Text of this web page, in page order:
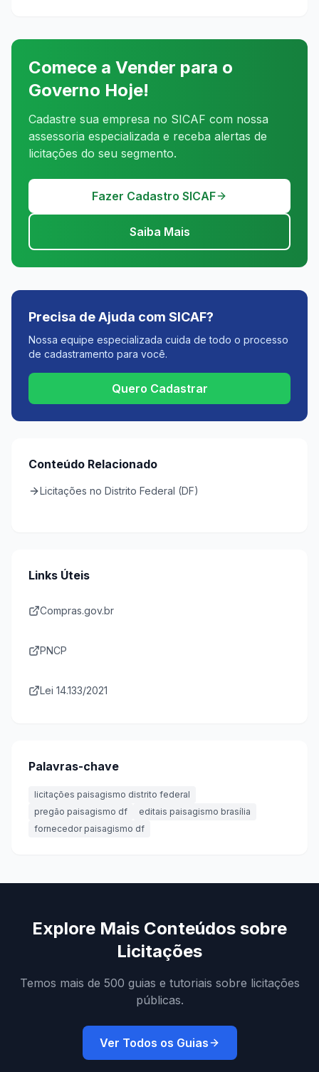
Comece a Vender para o
Governo Hoje!
Cadastre sua empresa no SICAF com nossa
assessoria especializada e receba alertas de
licitações do seu segmento.
Fazer Cadastro SICAF
Saiba Mais
Precisa de Ajuda com SICAF?
Nossa equipe especializada cuida de todo o processo
de cadastramento para você.
Quero Cadastrar
Conteúdo Relacionado
Licitações no Distrito Federal (DF)
Links Úteis
Compras.gov.br
PNCP
Lei 14.133/2021
Palavras-chave
licitações paisagismo distrito federal
pregão paisagismo df
editais paisagismo brasília
fornecedor paisagismo df
Explore Mais Conteúdos sobre
Licitações
Temos mais de 500 guias e tutoriais sobre licitações
públicas.
Ver Todos os Guias